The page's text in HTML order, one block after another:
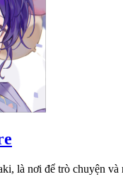
là nơi để trò chuyện